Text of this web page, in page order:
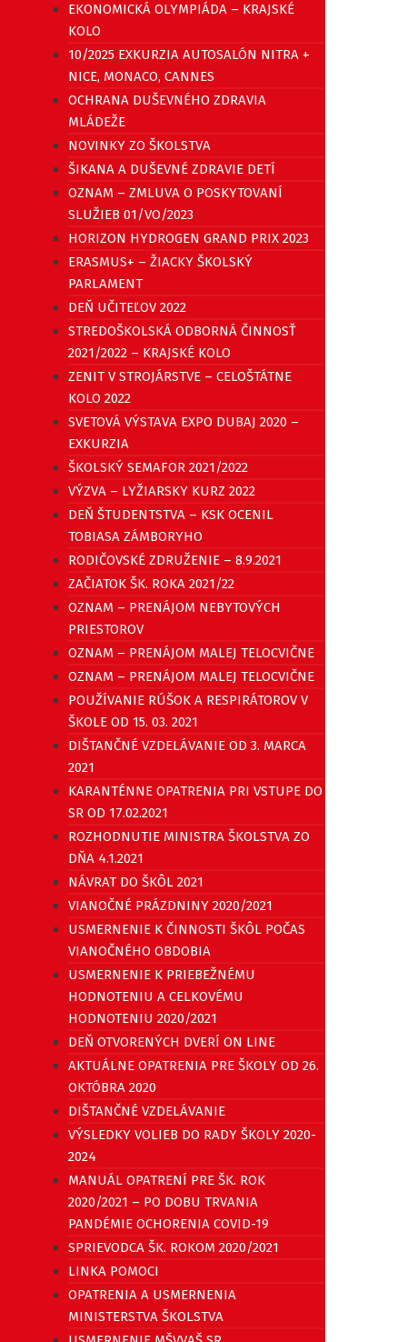
EKONOMICKÁ OLYMPIÁDA – KRAJSKÉ
KOLO
10/2025 EXKURZIA AUTOSALÓN NITRA +
NICE, MONACO, CANNES
OCHRANA DUŠEVNÉHO ZDRAVIA
MLÁDEŽE
NOVINKY ZO ŠKOLSTVA
ŠIKANA A DUŠEVNÉ ZDRAVIE DETÍ
OZNAM – ZMLUVA O POSKYTOVANÍ
SLUŽIEB 01/VO/2023
HORIZON HYDROGEN GRAND PRIX 2023
ERASMUS+ – ŽIACKY ŠKOLSKÝ
PARLAMENT
DEŇ UČITEĽOV 2022
STREDOŠKOLSKÁ ODBORNÁ ČINNOSŤ
2021/2022 – KRAJSKÉ KOLO
ZENIT V STROJÁRSTVE – CELOŠTÁTNE
KOLO 2022
SVETOVÁ VÝSTAVA EXPO DUBAJ 2020 –
EXKURZIA
ŠKOLSKÝ SEMAFOR 2021/2022
VÝZVA – LYŽIARSKY KURZ 2022
DEŇ ŠTUDENTSTVA – KSK OCENIL
TOBIASA ZÁMBORYHO
RODIČOVSKÉ ZDRUŽENIE – 8.9.2021
ZAČIATOK ŠK. ROKA 2021/22
OZNAM – PRENÁJOM NEBYTOVÝCH
PRIESTOROV
OZNAM – PRENÁJOM MALEJ TELOCVIČNE
OZNAM – PRENÁJOM MALEJ TELOCVIČNE
POUŽÍVANIE RÚŠOK A RESPIRÁTOROV V
ŠKOLE OD 15. 03. 2021
DIŠTANČNÉ VZDELÁVANIE OD 3. MARCA
2021
KARANTÉNNE OPATRENIA PRI VSTUPE DO
SR OD 17.02.2021
ROZHODNUTIE MINISTRA ŠKOLSTVA ZO
DŇA 4.1.2021
NÁVRAT DO ŠKÔL 2021
VIANOČNÉ PRÁZDNINY 2020/2021
USMERNENIE K ČINNOSTI ŠKÔL POČAS
VIANOČNÉHO OBDOBIA
USMERNENIE K PRIEBEŽNÉMU
HODNOTENIU A CELKOVÉMU
HODNOTENIU 2020/2021
DEŇ OTVORENÝCH DVERÍ ON LINE
AKTUÁLNE OPATRENIA PRE ŠKOLY OD 26.
OKTÓBRA 2020
DIŠTANČNÉ VZDELÁVANIE
VÝSLEDKY VOLIEB DO RADY ŠKOLY 2020-
2024
MANUÁL OPATRENÍ PRE ŠK. ROK
2020/2021 – PO DOBU TRVANIA
PANDÉMIE OCHORENIA COVID-19
SPRIEVODCA ŠK. ROKOM 2020/2021
LINKA POMOCI
OPATRENIA A USMERNENIA
MINISTERSTVA ŠKOLSTVA